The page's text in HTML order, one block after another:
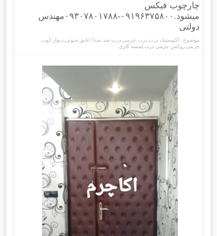
چارچوب فیکس
میشود.۰۹۱۹۶۳۷۵۸۰۰-۰۹۳۰۷۸۰۱۷۸۸مهندس
دولتی
موضوع : اکوستیک درب درب چرمی درب ضد صدا |عایق صوتی دیوار کوب
چرمی ,روکش چرمی درب لمسه کاری